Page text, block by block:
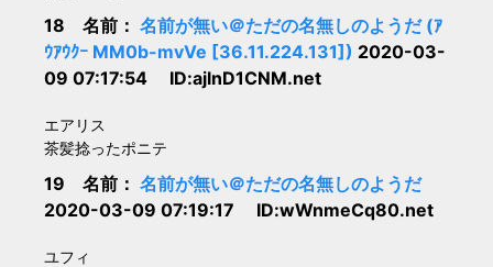
18 名前： 名前が無い＠ただの名無しのようだ (ｱ
ｳｱｳｸｰ MM0b-mvVe [36.11.224.131]) 2020-03-
09 07:17:54 ID:ajlnD1CNM.net
エアリス
茶髪捻ったポニテ
19 名前： 名前が無い＠ただの名無しのようだ
2020-03-09 07:19:17 ID:wWnmeCq80.net
ユフィ